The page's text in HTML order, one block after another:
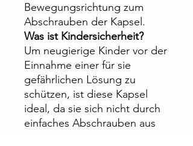
Bewegungsrichtung zum
Abschrauben der Kapsel.
Was ist Kindersicherheit?
Um neugierige Kinder vor der
Einnahme einer für sie
gefährlichen Lösung zu
schützen, ist diese Kapsel
ideal, da sie sich nicht durch
einfaches Abschrauben aus